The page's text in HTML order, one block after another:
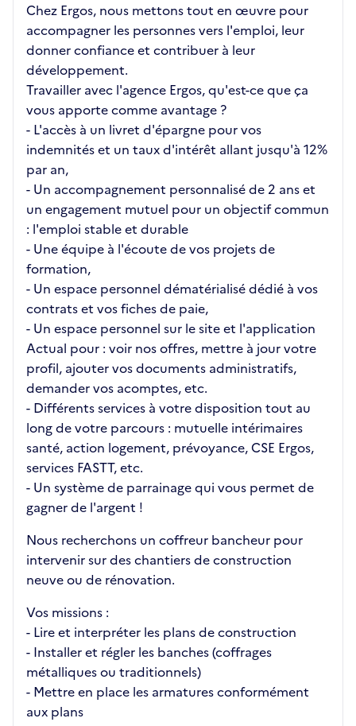
Chez Ergos, nous mettons tout en œuvre pour
accompagner les personnes vers l'emploi, leur
donner confiance et contribuer à leur
développement.
Travailler avec l'agence Ergos, qu'est-ce que ça
vous apporte comme avantage ?
- L'accès à un livret d'épargne pour vos
indemnités et un taux d'intérêt allant jusqu'à 12%
par an,
- Un accompagnement personnalisé de 2 ans et
un engagement mutuel pour un objectif commun
: l'emploi stable et durable
- Une équipe à l'écoute de vos projets de
formation,
- Un espace personnel dématérialisé dédié à vos
contrats et vos fiches de paie,
- Un espace personnel sur le site et l'application
Actual pour : voir nos offres, mettre à jour votre
profil, ajouter vos documents administratifs,
demander vos acomptes, etc.
- Différents services à votre disposition tout au
long de votre parcours : mutuelle intérimaires
santé, action logement, prévoyance, CSE Ergos,
services FASTT, etc.
- Un système de parrainage qui vous permet de
gagner de l'argent !
Nous recherchons un coffreur bancheur pour
intervenir sur des chantiers de construction
neuve ou de rénovation.
Vos missions :
- Lire et interpréter les plans de construction
- Installer et régler les banches (coffrages
métalliques ou traditionnels)
- Mettre en place les armatures conformément
aux plans